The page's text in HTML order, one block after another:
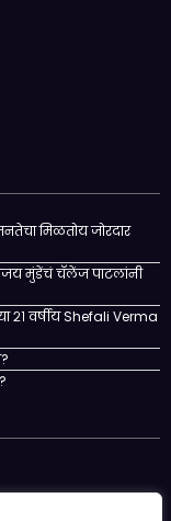
मिळतोय जोरदार
मुंडेंचं चॅलेंज पाटलांनी
वर्षीय Shefali Verma